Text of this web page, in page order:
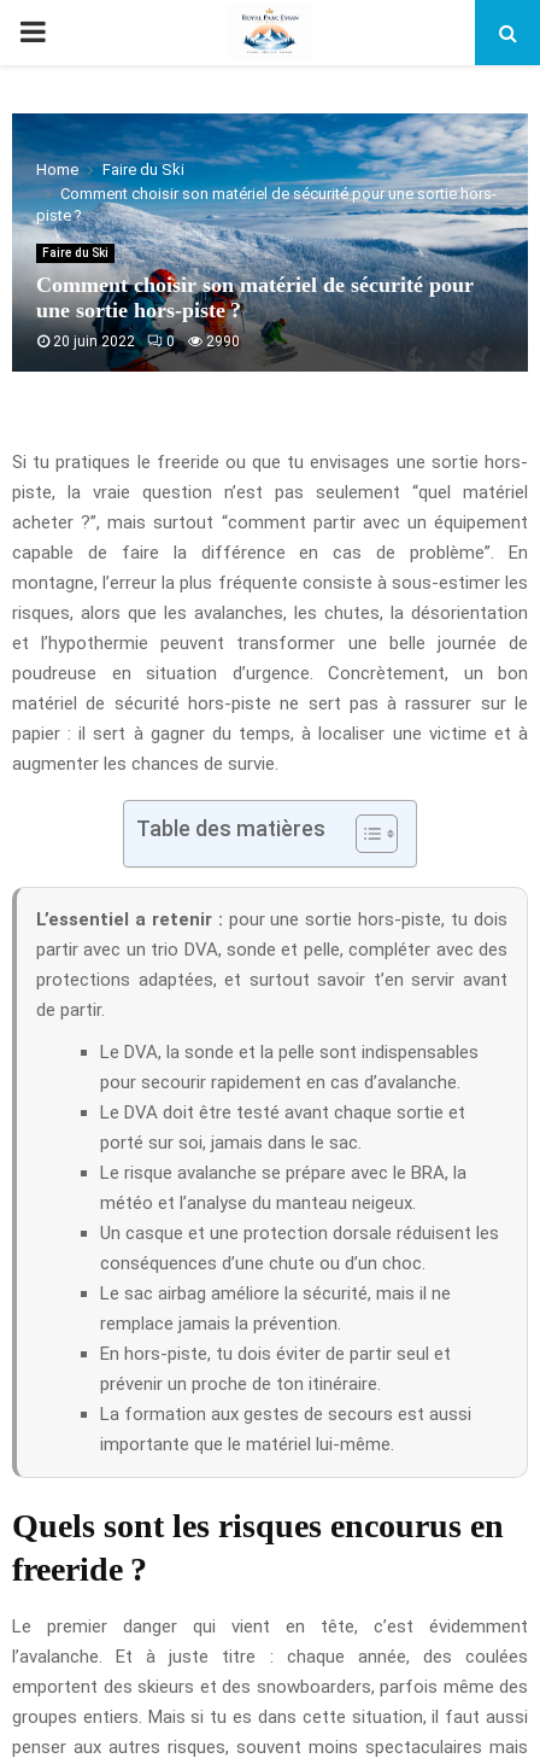
PRIMARY
Home
Faire du Ski
Comment choisir son matériel de sécurité pour une sortie hors-
piste ?
Faire du Ski
Comment choisir son matériel de sécurité pour
une sortie hors-piste ?
20 juin 2022 0 2990
Si tu pratiques le freeride ou que tu envisages une sortie hors-
piste, la vraie question n’est pas seulement “quel matériel
acheter ?”, mais surtout “comment partir avec un équipement
capable de faire la différence en cas de problème”. En
montagne, l’erreur la plus fréquente consiste à sous-estimer les
risques, alors que les avalanches, les chutes, la désorientation
et l’hypothermie peuvent transformer une belle journée de
poudreuse en situation d’urgence. Concrètement, un bon
matériel de sécurité hors-piste ne sert pas à rassurer sur le
papier : il sert à gagner du temps, à localiser une victime et à
augmenter les chances de survie.
Table des matières
L’essentiel a retenir : pour une sortie hors-piste, tu dois
partir avec un trio DVA, sonde et pelle, compléter avec des
protections adaptées, et surtout savoir t’en servir avant
de partir.
Le DVA, la sonde et la pelle sont indispensables
pour secourir rapidement en cas d’avalanche.
Le DVA doit être testé avant chaque sortie et
porté sur soi, jamais dans le sac.
Le risque avalanche se prépare avec le BRA, la
météo et l’analyse du manteau neigeux.
Un casque et une protection dorsale réduisent les
conséquences d’une chute ou d’un choc.
Le sac airbag améliore la sécurité, mais il ne
remplace jamais la prévention.
En hors-piste, tu dois éviter de partir seul et
prévenir un proche de ton itinéraire.
La formation aux gestes de secours est aussi
importante que le matériel lui-même.
Quels sont les risques encourus en
freeride ?
Le premier danger qui vient en tête, c’est évidemment
l’avalanche. Et à juste titre : chaque année, des coulées
emportent des skieurs et des snowboarders, parfois même des
groupes entiers. Mais si tu es dans cette situation, il faut aussi
penser aux autres risques, souvent moins spectaculaires mais